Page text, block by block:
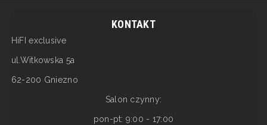
KONTAKT
HiFI exclusive
ul.Witkowska 5a
62-200 Gniezno
Salon czynny:
pon-pt: 9:00 - 17:00